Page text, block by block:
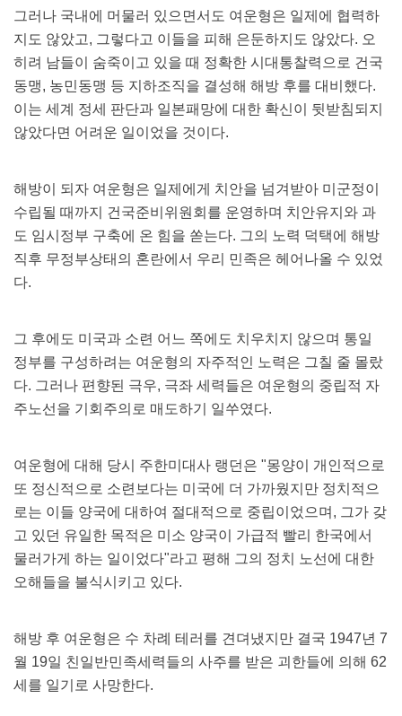
그러나 국내에 머물러 있으면서도 여운형은 일제에 협력하
지도 않았고, 그렇다고 이들을 피해 은둔하지도 않았다. 오
히려 남들이 숨죽이고 있을 때 정확한 시대통찰력으로 건국
동맹, 농민동맹 등 지하조직을 결성해 해방 후를 대비했다.
이는 세계 정세 판단과 일본패망에 대한 확신이 뒷받침되지
않았다면 어려운 일이었을 것이다.
해방이 되자 여운형은 일제에게 치안을 넘겨받아 미군정이
수립될 때까지 건국준비위원회를 운영하며 치안유지와 과
도 임시정부 구축에 온 힘을 쏟는다. 그의 노력 덕택에 해방
직후 무정부상태의 혼란에서 우리 민족은 헤어나올 수 있었
다.
그 후에도 미국과 소련 어느 쪽에도 치우치지 않으며 통일
정부를 구성하려는 여운형의 자주적인 노력은 그칠 줄 몰랐
다. 그러나 편향된 극우, 극좌 세력들은 여운형의 중립적 자
주노선을 기회주의로 매도하기 일쑤였다.
여운형에 대해 당시 주한미대사 랭던은 "몽양이 개인적으로
또 정신적으로 소련보다는 미국에 더 가까웠지만 정치적으
로는 이들 양국에 대하여 절대적으로 중립이었으며, 그가 갖
고 있던 유일한 목적은 미소 양국이 가급적 빨리 한국에서
물러가게 하는 일이었다"라고 평해 그의 정치 노선에 대한
오해들을 불식시키고 있다.
해방 후 여운형은 수 차례 테러를 견뎌냈지만 결국 1947년 7
월 19일 친일반민족세력들의 사주를 받은 괴한들에 의해 62
세를 일기로 사망한다.